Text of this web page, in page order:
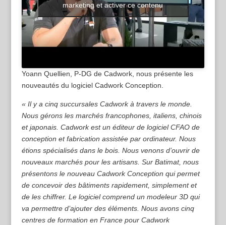
marketing et activer ce contenu
Yoann Quellien, P-DG de Cadwork, nous présente les
nouveautés du logiciel Cadwork Conception.
« Il y a cinq succursales Cadwork à travers le monde.
Nous gérons les marchés francophones, italiens, chinois
et japonais. Cadwork est un éditeur de logiciel CFAO de
conception et fabrication assistée par ordinateur. Nous
étions spécialisés dans le bois. Nous venons d’ouvrir de
nouveaux marchés pour les artisans. Sur Batimat, nous
présentons le nouveau Cadwork Conception qui permet
de concevoir des bâtiments rapidement, simplement et
de les chiffrer. Le logiciel comprend un modeleur 3D qui
va permettre d’ajouter des éléments. Nous avons cinq
centres de formation en France pour Cadwork